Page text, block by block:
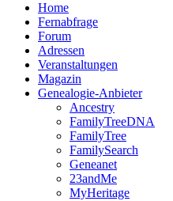
Home
Fernabfrage
Forum
Adressen
Veranstaltungen
Magazin
Genealogie-Anbieter
Ancestry
FamilyTreeDNA
FamilyTree
FamilySearch
Geneanet
23andMe
MyHeritage